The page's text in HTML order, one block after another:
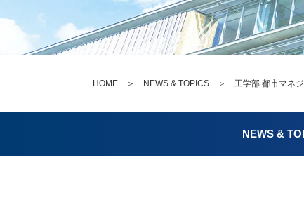
HOME ＞ NEWS & TOPICS ＞ 工学部 都市マネジ
NEWS &